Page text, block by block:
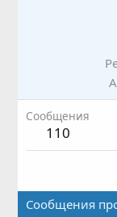
Сообщения
110
Сообщения